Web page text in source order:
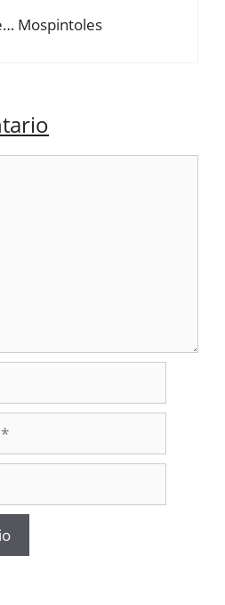
Mospintoles